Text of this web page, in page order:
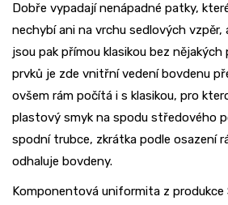
Dobře vypadají nenápadné patky,
nechybí ani na vrchu sedlových
jsou pak přímou klasikou bez
prvků je zde vnitřní vedení bovdenu
ovšem rám počítá i s klasikou, pro
plastový smyk na spodu středového
spodní trubce, zkrátka podle osazení
odhaluje bovdeny.
Komponentová uniformita z produkce